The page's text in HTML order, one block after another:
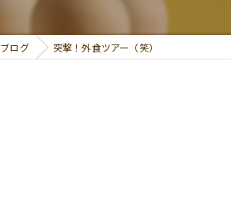
ブログ 突撃！外食ツアー（笑）